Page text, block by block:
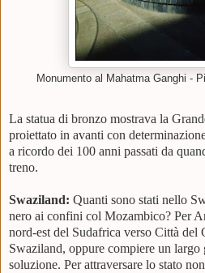
Monumento al Mahatma Ganghi -
La statua di bronzo mostrava la
proiettato in avanti con
a ricordo dei 100 anni passati da
treno.
Swaziland: Quanti sono stati nello
nero ai confini col Mozambico? Per
nord-est del Sudafrica verso Città del
Swaziland, oppure compiere un
soluzione. Per attraversare lo stato